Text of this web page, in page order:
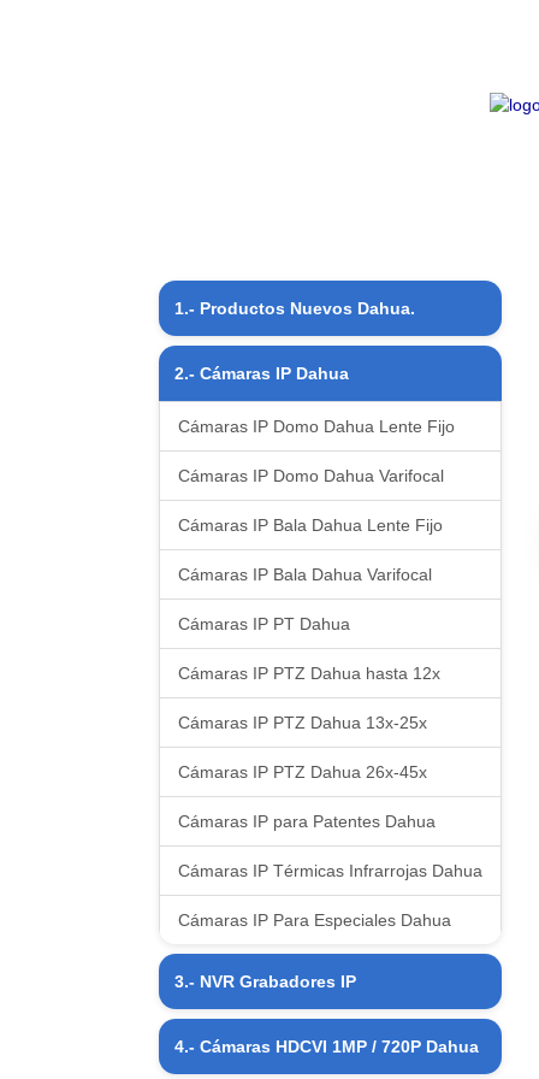
1.- Productos Nuevos Dahua.
2.- Cámaras IP Dahua
Cámaras IP Domo Dahua Lente Fijo
Cámaras IP Domo Dahua Varifocal
Cámaras IP Bala Dahua Lente Fijo
Cámaras IP Bala Dahua Varifocal
Cámaras IP PT Dahua
Cámaras IP PTZ Dahua hasta 12x
Cámaras IP PTZ Dahua 13x-25x
Cámaras IP PTZ Dahua 26x-45x
Cámaras IP para Patentes Dahua
Cámaras IP Térmicas Infrarrojas Dahua
Cámaras IP Para Especiales Dahua
3.- NVR Grabadores IP
4.- Cámaras HDCVI 1MP / 720P Dahua